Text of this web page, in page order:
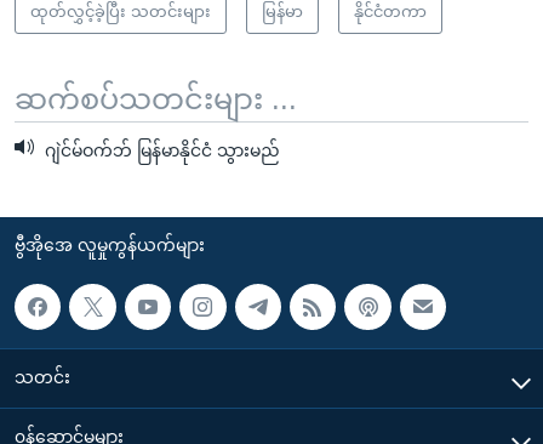
ထုတ်လွှင့်ခဲ့ပြီး သတင်းများ မြန်မာ နိုင်ငံတကာ
ဆက်စပ်သတင်းများ ...
ဂျဲင်မ်ဝက်ဘ် မြန်မာနိုင်ငံ သွားမည်
ဗွီအိုအေ လူမှုကွန်ယက်များ
သတင်း
၀န်ဆောင်မှုများ